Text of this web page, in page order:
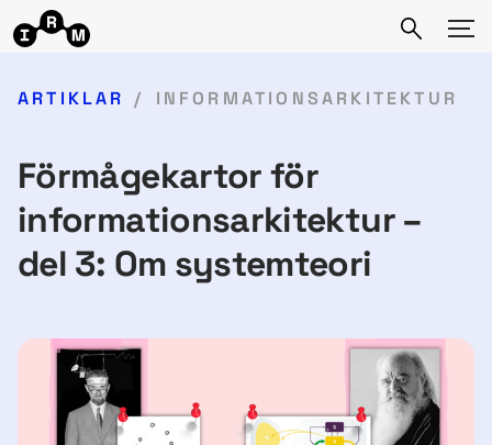
ARTIKLAR INFORMATIONSARKITEKTUR
Förmågekartor för
informationsarkitektur –
del 3: Om systemteori